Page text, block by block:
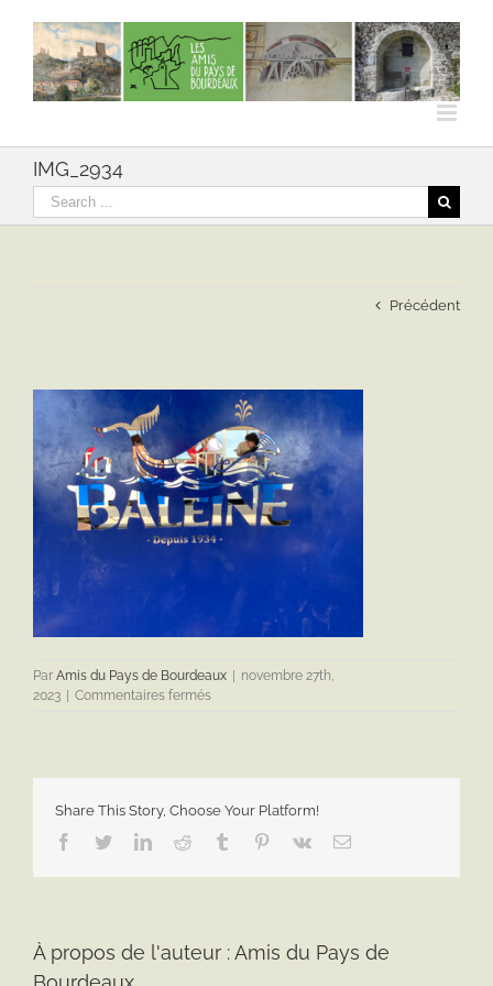
content
IMG_2934
Rechercher
Précédent
Par Amis du Pays de Bourdeaux | novembre 27th,
2023 | Commentaires ferméssur
Share This Story, Choose Your Platform!
Facebook
TwitterLinkedInReddit Tumblr Pinterest
Vk Email
À propos de l'auteur :Amis du Pays de